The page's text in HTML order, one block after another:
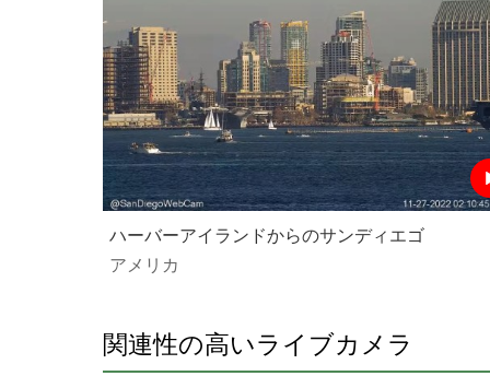
ハーバーアイランドからのサンディエゴ
アメリカ
関連性の高いライブカメラ